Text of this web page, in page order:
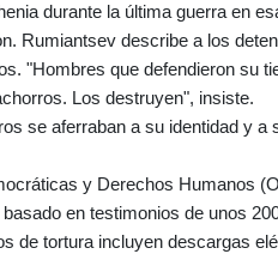
durante la última guerra en
Rumiantsev describe a los
"Hombres que defendieron su
Los destruyen", insiste.
se aferraban a su identidad y a
y Derechos Humanos
en testimonios de unos
de tortura incluyen descargas